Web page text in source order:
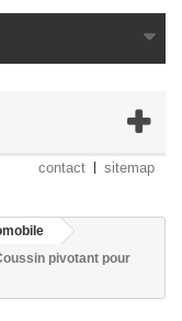
contact sitemap
pivotant pour